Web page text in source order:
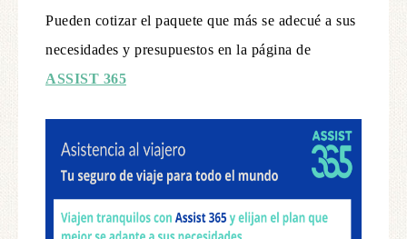
Pueden cotizar el paquete que más se adecué a sus
necesidades y presupuestos en la página de
ASSIST 365